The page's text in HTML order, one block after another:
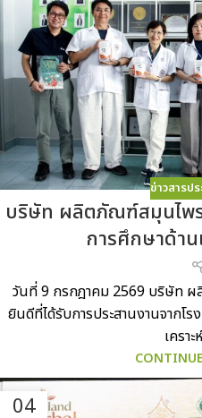
ข่าวสารป
บริษัท ผลิตภัณฑ์สมุนไพ
การศึกษาด้า
วันที่ 9 กรกฎาคม 2569 บริษัท
ยินดีที่ได้รับการประสานงานจากโ
เครา
04